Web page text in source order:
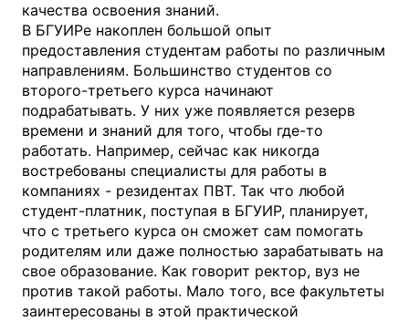
качества освоения знаний.
В БГУИРе накоплен большой опыт
предоставления студентам работы по различным
направлениям. Большинство студентов со
второго-третьего курса начинают
подрабатывать. У них уже появляется резерв
времени и знаний для того, чтобы где-то
работать. Например, сейчас как никогда
востребованы специалисты для работы в
компаниях - резидентах ПВТ. Так что любой
студент-платник, поступая в БГУИР, планирует,
что с третьего курса он сможет сам помогать
родителям или даже полностью зарабатывать на
свое образование. Как говорит ректор, вуз не
против такой работы. Мало того, все факультеты
заинтересованы в этой практической